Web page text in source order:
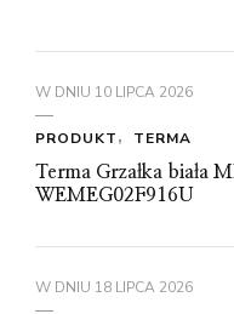
W DNIU 10 LIPCA 2026
PRODUKT
TERMA
Terma Grzałka biała
WEMEG02F916U
W DNIU 18 LIPCA 2026